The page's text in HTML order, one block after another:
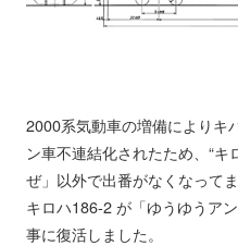
2000系気動車の増備によりキ
ン車不連結化されたため、“
ぜ」以外で出番がなくなって
キロハ186-2 が「ゆうゆうア
事に復活しました。